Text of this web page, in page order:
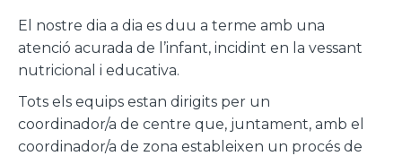
El nostre dia a dia es duu a terme amb una
atenció acurada de l’infant, incidint en la vessant
nutricional i educativa.
Tots els equips estan dirigits per un
coordinador/a de centre que, juntament, amb el
coordinador/a de zona estableixen un procés de